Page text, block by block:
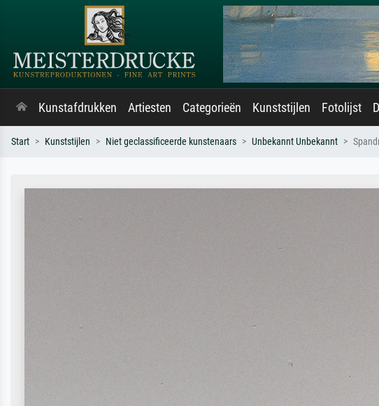
Kunstafdrukken Artiesten Categorieën Kunststijlen Fotolijst
Start Kunststijlen Niet geclassificeerde kunstenaars Unbekannt Unbekannt